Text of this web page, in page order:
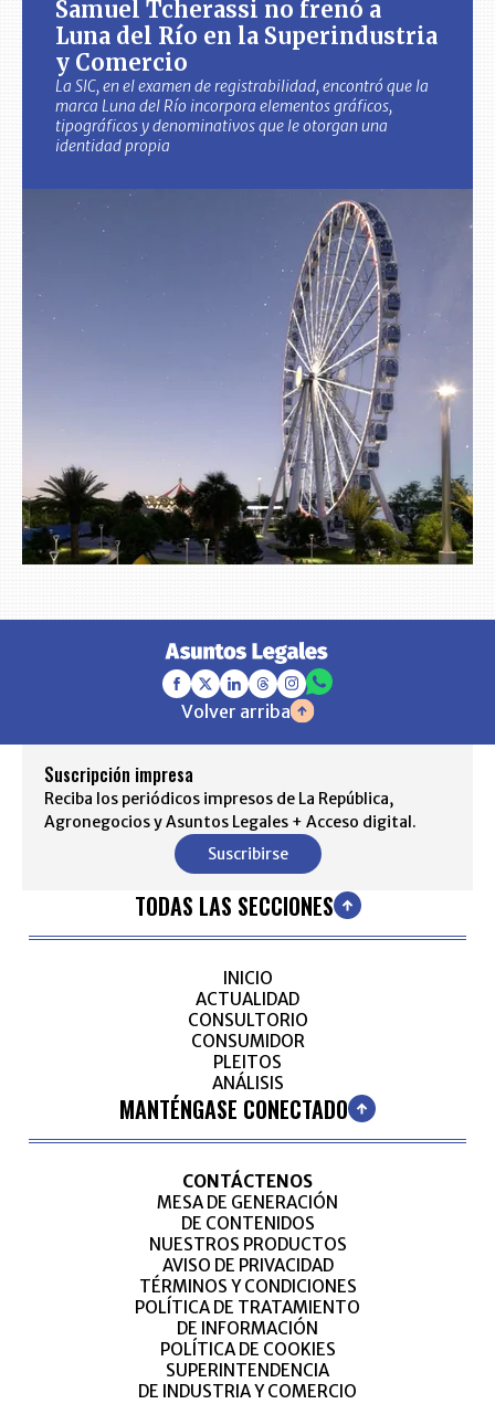
Samuel Tcherassi no frenó a
Luna del Río en la Superindustria
y Comercio
La SIC, en el examen de registrabilidad, encontró que la
marca Luna del Río incorpora elementos gráficos,
tipográficos y denominativos que le otorgan una
identidad propia
Volver arriba
Suscripción impresa
Reciba los periódicos impresos de La República,
Agronegocios y Asuntos Legales + Acceso digital.
Suscribirse
TODAS LAS SECCIONES
INICIO
ACTUALIDAD
CONSULTORIO
CONSUMIDOR
PLEITOS
ANÁLISIS
MANTÉNGASE CONECTADO
CONTÁCTENOS
MESA DE GENERACIÓN
DE CONTENIDOS
NUESTROS PRODUCTOS
AVISO DE PRIVACIDAD
TÉRMINOS Y CONDICIONES
POLÍTICA DE TRATAMIENTO
DE INFORMACIÓN
POLÍTICA DE COOKIES
SUPERINTENDENCIA
DE INDUSTRIA Y COMERCIO